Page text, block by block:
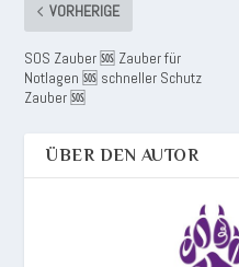
VORHERIGE
SOS Zauber 🆘 Zauber für
Notlagen 🆘 schneller Schutz
Zauber 🆘
ÜBER DEN AUTOR